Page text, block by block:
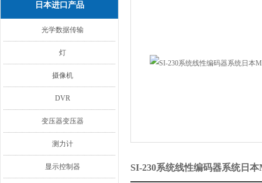
日本进口产品
光学数据传输
灯
摄像机
DVR
变压器变压器
测力计
显示控制器 SI-230系统线性编码器系统日